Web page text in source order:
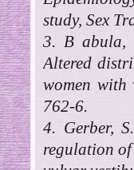
study, Sex
3. B abula,
Altered
women with
762-6.
4. Gerber,
regulation of